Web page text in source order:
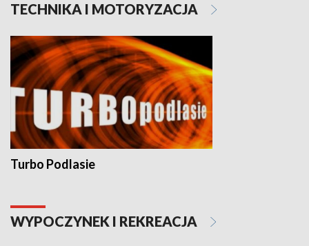
TECHNIKA I MOTORYZACJA
Turbo Podlasie
WYPOCZYNEK I REKREACJA